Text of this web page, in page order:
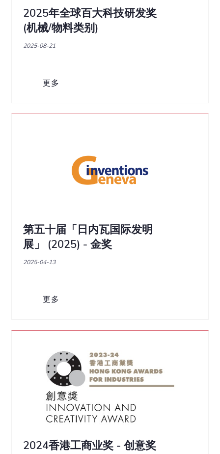
2025年全球百大科技研发奖
(机械/物料类别)
2025-08-21
更多
第五十届「日内瓦国际发明
展」 (2025) - 金奖
2025-04-13
更多
2024香港工商业奖 - 创意奖